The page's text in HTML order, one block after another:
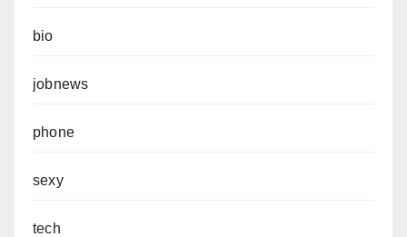
bio
jobnews
phone
sexy
tech